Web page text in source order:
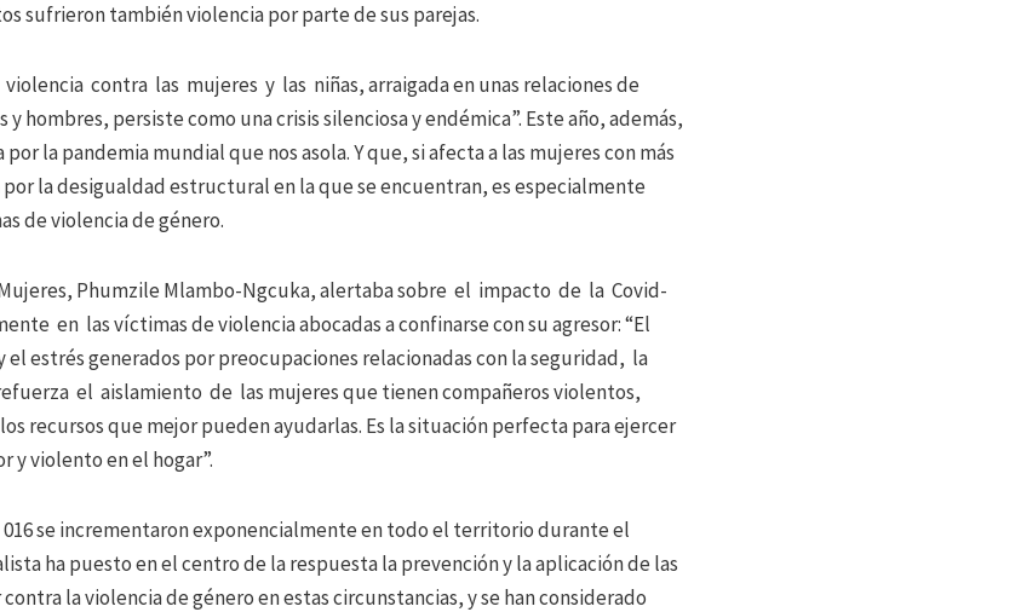
sufrieron también violencia por parte de sus parejas.
contra las mujeres y las niñas, arraigada en unas relaciones de
hombres, persiste como una crisis silenciosa y endémica”. Este año, además,
la pandemia mundial que nos asola. Y que, si afecta a las mujeres con más
la desigualdad estructural en la que se encuentran, es especialmente
de violencia de género.
Phumzile Mlambo-Ngcuka, alertaba sobre el impacto de la Covid-
en las víctimas de violencia abocadas a confinarse con su agresor: “El
estrés generados por preocupaciones relacionadas con la seguridad, la
el aislamiento de las mujeres que tienen compañeros violentos,
recursos que mejor pueden ayudarlas. Es la situación perfecta para ejercer
violento en el hogar”.
016 se incrementaron exponencialmente en todo el territorio durante el
ha puesto en el centro de la respuesta la prevención y la aplicación de las
la violencia de género en estas circunstancias, y se han considerado